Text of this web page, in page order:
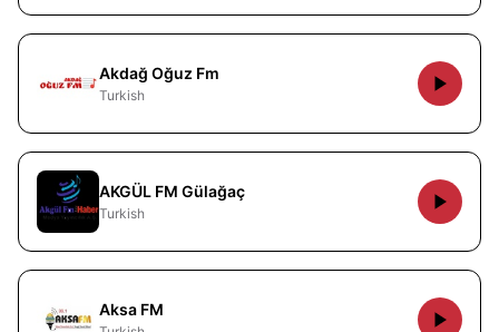
Akdağ Oğuz Fm
Turkish
AKGÜL FM Gülağaç
Turkish
Aksa FM